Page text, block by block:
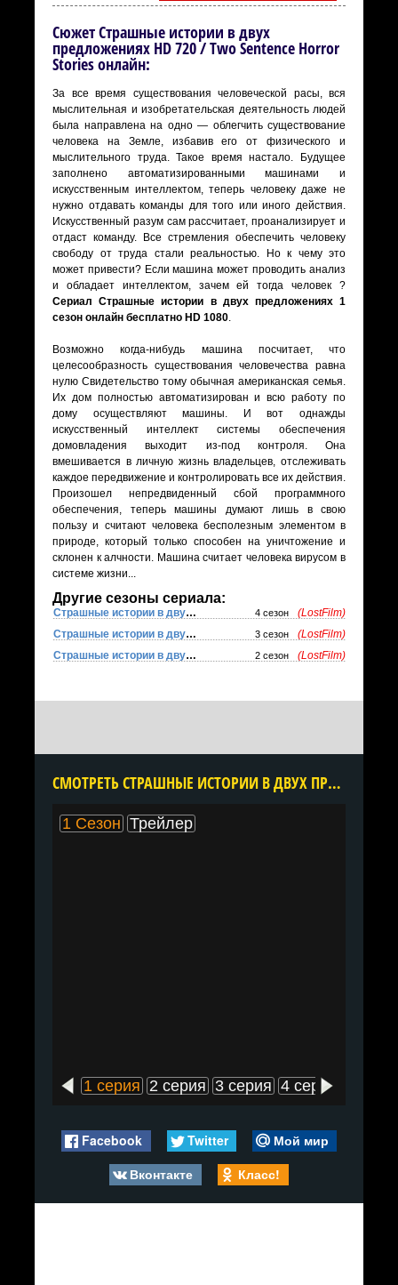
Сюжет Страшные истории в двух
предложениях HD 720 / Two Sentence Horror
Stories онлайн:
За все время существования человеческой расы, вся
мыслительная и изобретательская деятельность людей
была направлена на одно — облегчить существование
человека на Земле, избавив его от физического и
мыслительного труда. Такое время настало. Будущее
заполнено автоматизированными машинами и
искусственным интеллектом, теперь человеку даже не
нужно отдавать команды для того или иного действия.
Искусственный разум сам рассчитает, проанализирует и
отдаст команду. Все стремления обеспечить человеку
свободу от труда стали реальностью. Но к чему это
может привести? Если машина может проводить анализ
и обладает интеллектом, зачем ей тогда человек ?
Сериал Страшные истории в двух предложениях 1
сезон онлайн бесплатно HD 1080.
Возможно когда-нибудь машина посчитает, что
целесообразность существования человечества равна
нулю Свидетельство тому обычная американская семья.
Их дом полностью автоматизирован и всю работу по
дому осуществляют машины. И вот однажды
искусственный интеллект системы обеспечения
домовладения выходит из-под контроля. Она
вмешивается в личную жизнь владельцев, отслеживать
каждое передвижение и контролировать все их действия.
Произошел непредвиденный сбой программного
обеспечения, теперь машины думают лишь в свою
пользу и считают человека бесполезным элементом в
природе, который только способен на уничтожение и
склонен к алчности. Машина считает человека вирусом в
системе жизни...
Другие сезоны сериала:
Страшные истории в двух предложениях 4 сезон
(LostFilm)
Страшные истории в двух предложениях
3 сезон
(LostFilm)
Страшные истории в двух предложениях
2 сезон (LostFilm)
CМОТРЕТЬ СТРАШНЫЕ ИСТОРИИ В ДВУХ ПРЕДЛОЖЕНИЯХ 1 СЕЗОН ОНЛАЙН В ХОРОШЕМ КАЧЕСТВЕ ВСЕ СЕРИИ ПОДРЯД БЕСПЛАТНО
1 Сезон Трейлер
1 серия 2 серия 3 серия 4 серия
Facebook Twitter
Мой мир
Вконтакте
Класс!